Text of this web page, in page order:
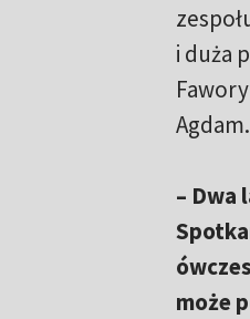
i duża
Agdam.
– Dwa
może